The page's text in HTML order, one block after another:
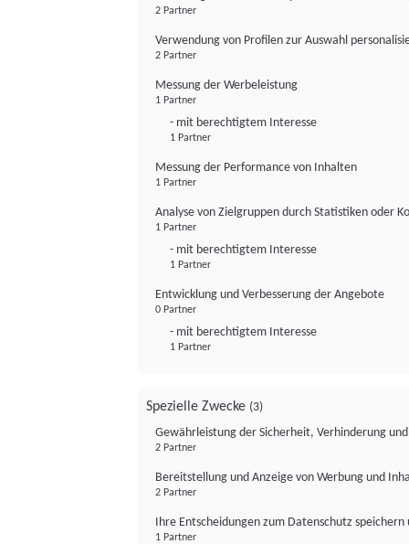
2 Partner
Verwendung von Profilen zur Auswahl
2 Partner
Messung der Werbeleistung
1 Partner
- mit berechtigtem Interesse
1 Partner
Messung der Performance von Inhalten
1 Partner
Analyse von Zielgruppen durch Statistiken oder
1 Partner
- mit berechtigtem Interesse
1 Partner
Entwicklung und Verbesserung der Angebote
0 Partner
- mit berechtigtem Interesse
1 Partner
Spezielle Zwecke (3)
Gewährleistung der Sicherheit, Verhinderung
2 Partner
Bereitstellung und Anzeige von Werbung und
2 Partner
Ihre Entscheidungen zum Datenschutz
1 Partner